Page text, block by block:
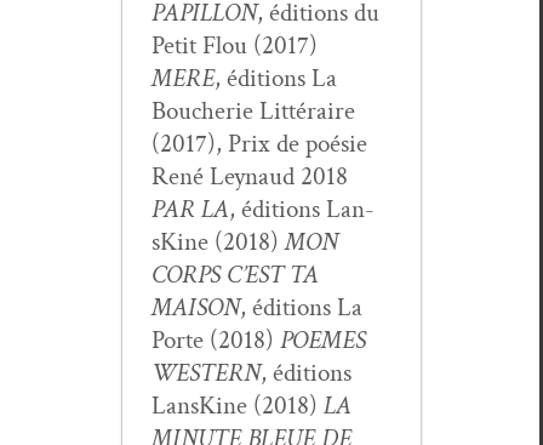
PAPILLON, édi­tions du
Petit Flou (2017)
MERE, édi­tions La
Boucherie Lit­téraire
(2017), Prix de poésie
René Ley­naud 2018
PAR LA, édi­tions Lan­
sK­ine (2018)MON
CORPS C’EST TA
MAISON, édi­tions La
Porte (2018) POEMES
WESTERN, édi­tions
Lan­sK­ine (2018) LA
MINUTE BLEUE DE